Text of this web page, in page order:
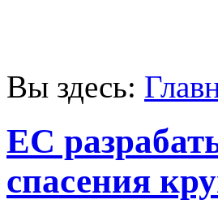
Вы здесь:
ЕС
спасения